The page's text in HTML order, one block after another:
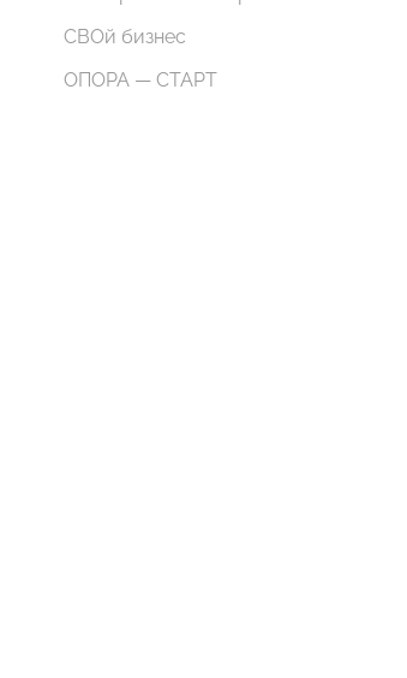
СВОй бизнес
ОПОРА — СТАРТ